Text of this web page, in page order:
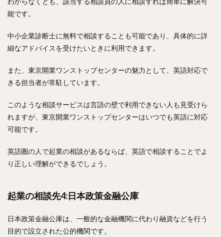
能です。
中小企業診断士に無料で相談することも可能であり、具体的に詳
細なアドバイスを受けたいときに利用できます。
また、東京開業ワンストップセンターの魅力として、英語対応で
きる担当者が常駐しています。
このような相談サービスは言語の壁で利用できない人も見受けら
れますが、東京開業ワンストップセンターはいつでも英語に対応
可能です。
英語圏の人で起業の相談があるならば、英語で相談することでよ
り正しい理解ができるでしょう。
起業の相談先4:日本政策金融公庫
日本政策金融公庫は、一般的な金融機関に代わり融資などを行う
目的で設立された公的機関です。